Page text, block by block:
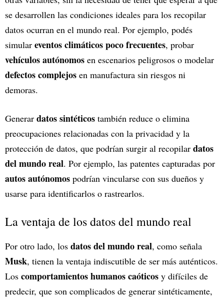
se desarrollen las condiciones ideales para los recopilar
datos ocurran en el mundo real. Por ejemplo, podés
simular eventos climáticos poco frecuentes, probar
vehículos autónomos en escenarios peligrosos o modelar
defectos complejos en manufactura sin riesgos ni
demoras.
Generar datos sintéticos también reduce o elimina
preocupaciones relacionadas con la privacidad y la
protección de datos, que podrían surgir al recopilar datos
del mundo real. Por ejemplo, las patentes capturadas por
autos autónomos podrían vincularse con sus dueños y
usarse para identificarlos o rastrearlos.
La ventaja de los datos del mundo real
Por otro lado, los datos del mundo real, como señala
Musk, tienen la ventaja indiscutible de ser más auténticos.
Los comportamientos humanos caóticos y difíciles de
predecir, que son complicados de generar sintéticamente,